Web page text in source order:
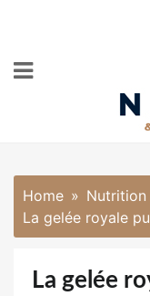
Home
Nutrition
La gelée royale
La gelée